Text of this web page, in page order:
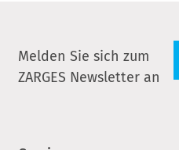
Melden Sie sich zum
ZARGES Newsletter an